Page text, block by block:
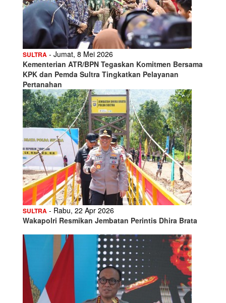
SULTRA - Jumat, 8 Mei 2026
Kementerian ATR/BPN Tegaskan Komitmen Bersama
KPK dan Pemda Sultra Tingkatkan Pelayanan
Pertanahan
SULTRA - Rabu, 22 Apr 2026
Wakapolri Resmikan Jembatan Perintis Dhira Brata